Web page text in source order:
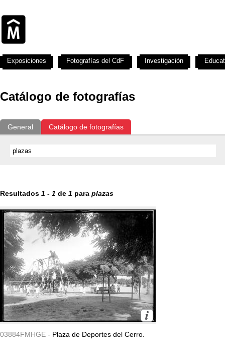
Catálogo de fotografías
General Catálogo de fotografías
Resultados 1 - 1 de 1 para plazas
03884FMHGE - Plaza de Deportes del Cerro.
Exposiciones Fotografías del CdF Investigación